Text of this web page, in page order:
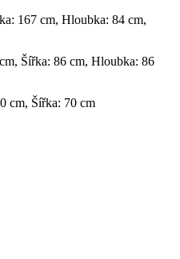
167 cm, Hloubka: 84 cm,
Šířka: 86 cm, Hloubka: 86
cm, Šířka: 70 cm